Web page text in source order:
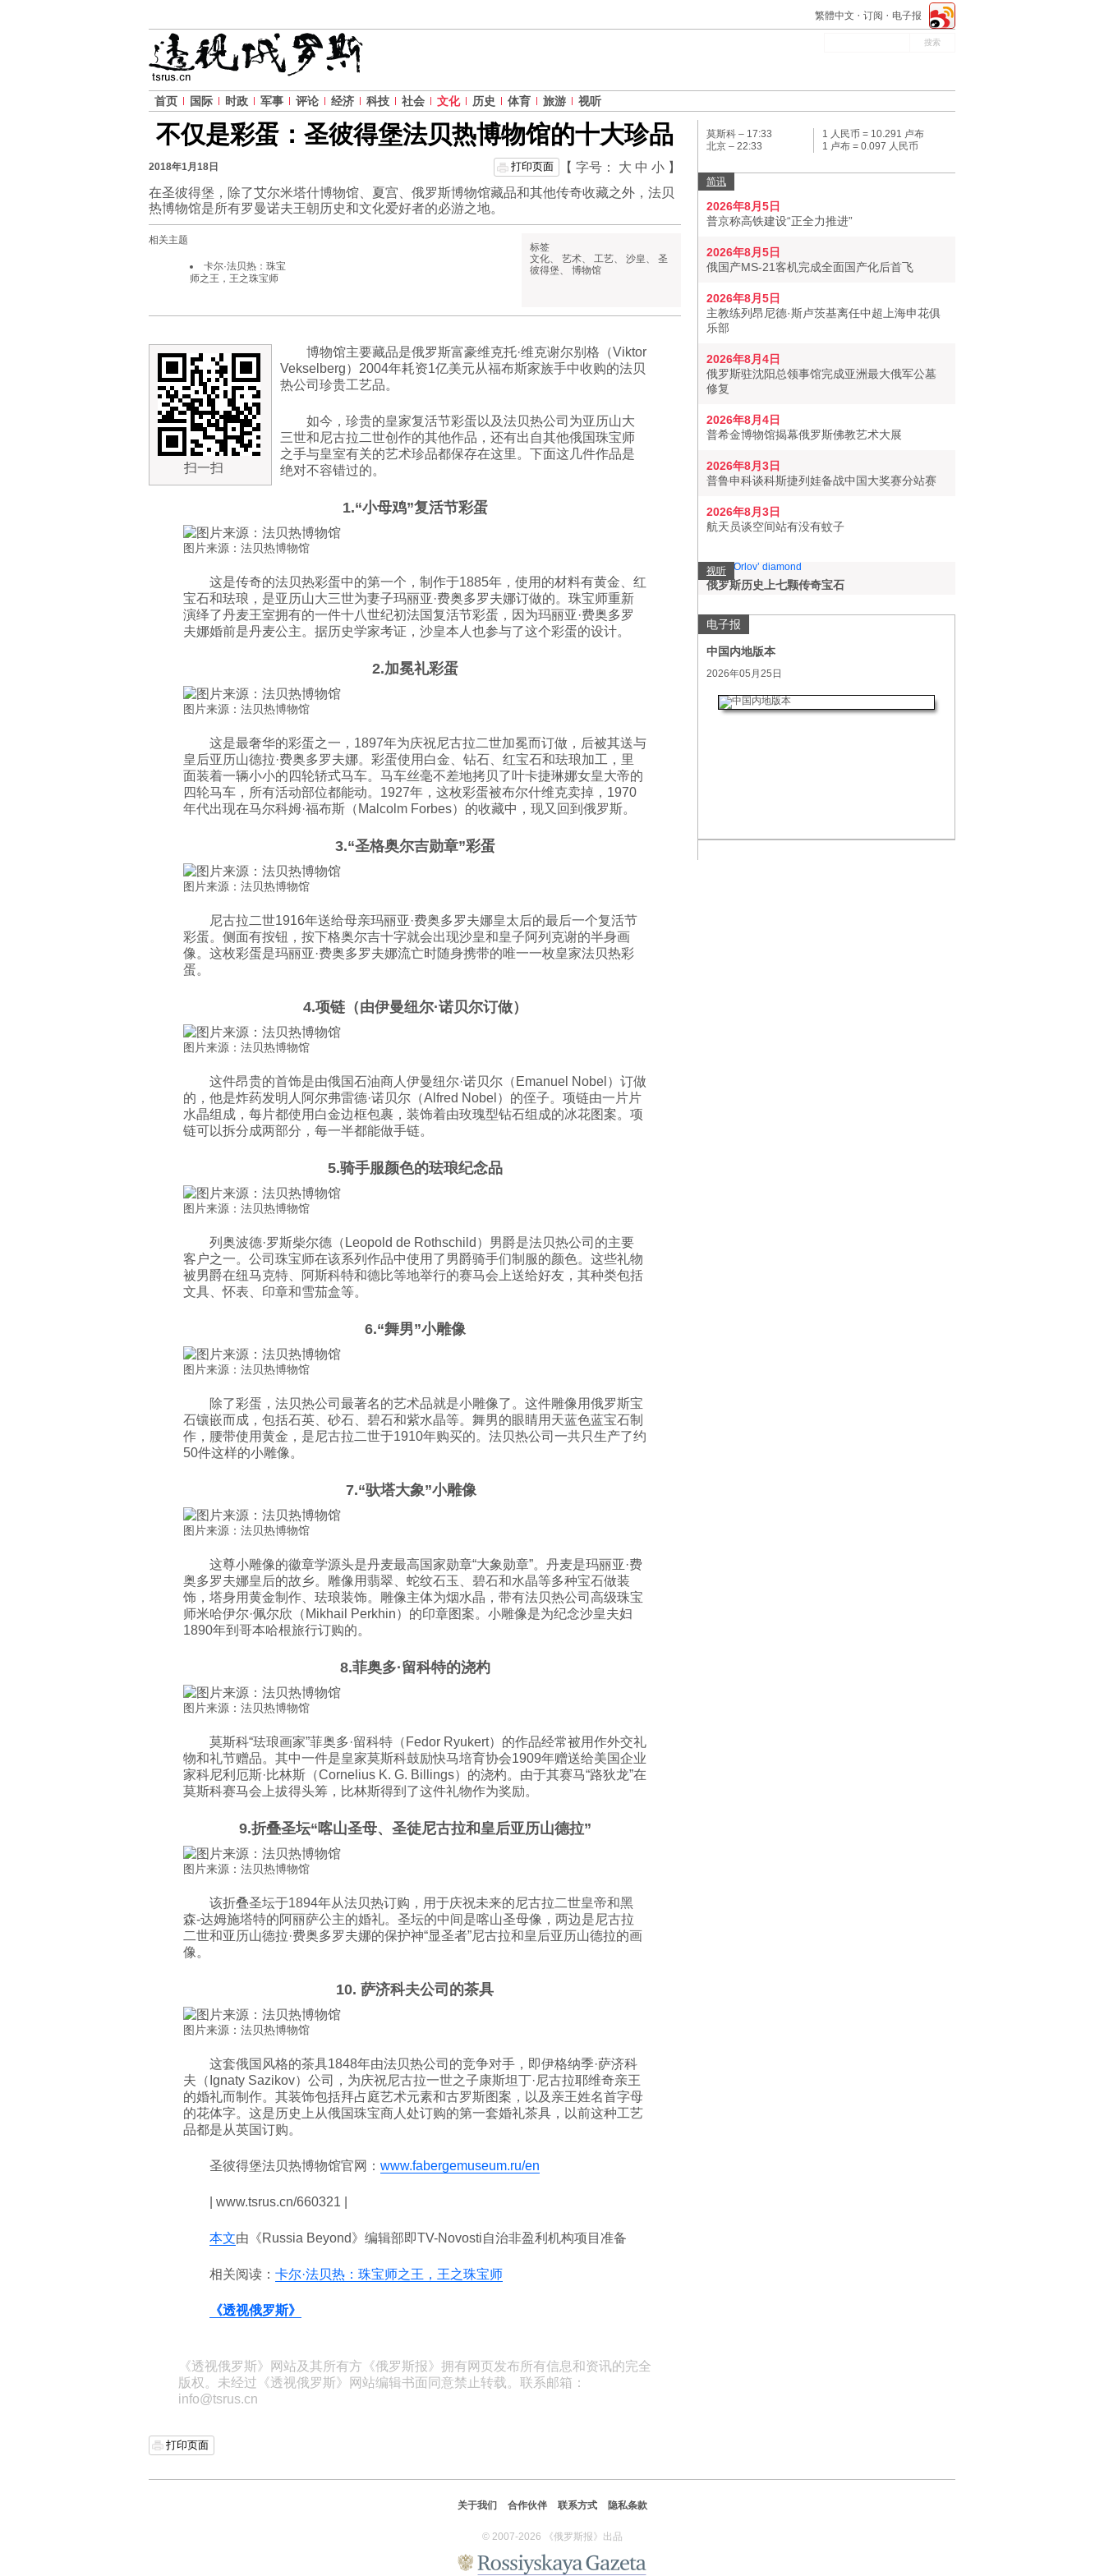
繁體中文 订阅 电子报
首页 国际 时政 军事 评论 经济 科技 社会 文化 历史 体育 旅游 视听
不仅是彩蛋：圣彼得堡法贝热博物馆的十大珍品
2018年1月18日 【 字号： 大 中 小 】
打印页面
在圣彼得堡，除了艾尔米塔什博物馆、夏宫、俄罗斯博物馆藏品和其他传奇收藏之外，法贝
热博物馆是所有罗曼诺夫王朝历史和文化爱好者的必游之地。
相关主题
卡尔·法贝热：珠宝
师之王，王之珠宝师
标签
文化、 艺术、 工艺、 沙皇、 圣
彼得堡、 博物馆
扫一扫
博物馆主要藏品是俄罗斯富豪维克托·维克谢尔别格（Viktor
Vekselberg）2004年耗资1亿美元从福布斯家族手中收购的法贝
热公司珍贵工艺品。
如今，珍贵的皇家复活节彩蛋以及法贝热公司为亚历山大
三世和尼古拉二世创作的其他作品，还有出自其他俄国珠宝师
之手与皇室有关的艺术珍品都保存在这里。下面这几件作品是
绝对不容错过的。
1.“小母鸡”复活节彩蛋
图片来源：法贝热博物馆
这是传奇的法贝热彩蛋中的第一个，制作于1885年，使用的材料有黄金、红
宝石和珐琅，是亚历山大三世为妻子玛丽亚·费奥多罗夫娜订做的。珠宝师重新
演绎了丹麦王室拥有的一件十八世纪初法国复活节彩蛋，因为玛丽亚·费奥多罗
夫娜婚前是丹麦公主。据历史学家考证，沙皇本人也参与了这个彩蛋的设计。
2.加冕礼彩蛋
图片来源：法贝热博物馆
这是最奢华的彩蛋之一，1897年为庆祝尼古拉二世加冕而订做，后被其送与
皇后亚历山德拉·费奥多罗夫娜。彩蛋使用白金、钻石、红宝石和珐琅加工，里
面装着一辆小小的四轮轿式马车。马车丝毫不差地拷贝了叶卡捷琳娜女皇大帝的
四轮马车，所有活动部位都能动。1927年，这枚彩蛋被布尔什维克卖掉，1970
年代出现在马尔科姆·福布斯（Malcolm Forbes）的收藏中，现又回到俄罗斯。
3.“圣格奥尔吉勋章”彩蛋
图片来源：法贝热博物馆
尼古拉二世1916年送给母亲玛丽亚·费奥多罗夫娜皇太后的最后一个复活节
彩蛋。侧面有按钮，按下格奥尔吉十字就会出现沙皇和皇子阿列克谢的半身画
像。这枚彩蛋是玛丽亚·费奥多罗夫娜流亡时随身携带的唯一一枚皇家法贝热彩
蛋。
4.项链（由伊曼纽尔·诺贝尔订做）
图片来源：法贝热博物馆
这件昂贵的首饰是由俄国石油商人伊曼纽尔·诺贝尔（Emanuel Nobel）订做
的，他是炸药发明人阿尔弗雷德·诺贝尔（Alfred Nobel）的侄子。项链由一片片
水晶组成，每片都使用白金边框包裹，装饰着由玫瑰型钻石组成的冰花图案。项
链可以拆分成两部分，每一半都能做手链。
5.骑手服颜色的珐琅纪念品
图片来源：法贝热博物馆
列奥波德·罗斯柴尔德（Leopold de Rothschild）男爵是法贝热公司的主要
客户之一。公司珠宝师在该系列作品中使用了男爵骑手们制服的颜色。这些礼物
被男爵在纽马克特、阿斯科特和德比等地举行的赛马会上送给好友，其种类包括
文具、怀表、印章和雪茄盒等。
6.“舞男”小雕像
图片来源：法贝热博物馆
除了彩蛋，法贝热公司最著名的艺术品就是小雕像了。这件雕像用俄罗斯宝
石镶嵌而成，包括石英、砂石、碧石和紫水晶等。舞男的眼睛用天蓝色蓝宝石制
作，腰带使用黄金，是尼古拉二世于1910年购买的。法贝热公司一共只生产了约
50件这样的小雕像。
7.“驮塔大象”小雕像
图片来源：法贝热博物馆
这尊小雕像的徽章学源头是丹麦最高国家勋章“大象勋章”。丹麦是玛丽亚·费
奥多罗夫娜皇后的故乡。雕像用翡翠、蛇纹石玉、碧石和水晶等多种宝石做装
饰，塔身用黄金制作、珐琅装饰。雕像主体为烟水晶，带有法贝热公司高级珠宝
师米哈伊尔·佩尔欣（Mikhail Perkhin）的印章图案。小雕像是为纪念沙皇夫妇
1890年到哥本哈根旅行订购的。
8.菲奥多·留科特的浇杓
图片来源：法贝热博物馆
莫斯科“珐琅画家”菲奥多·留科特（Fedor Ryukert）的作品经常被用作外交礼
物和礼节赠品。其中一件是皇家莫斯科鼓励快马培育协会1909年赠送给美国企业
家科尼利厄斯·比林斯（Cornelius K. G. Billings）的浇杓。由于其赛马“路狄龙”在
莫斯科赛马会上拔得头筹，比林斯得到了这件礼物作为奖励。
9.折叠圣坛“喀山圣母、圣徒尼古拉和皇后亚历山德拉”
图片来源：法贝热博物馆
该折叠圣坛于1894年从法贝热订购，用于庆祝未来的尼古拉二世皇帝和黑
森-达姆施塔特的阿丽萨公主的婚礼。圣坛的中间是喀山圣母像，两边是尼古拉
二世和亚历山德拉·费奥多罗夫娜的保护神“显圣者”尼古拉和皇后亚历山德拉的画
像。
10. 萨济科夫公司的茶具
图片来源：法贝热博物馆
这套俄国风格的茶具1848年由法贝热公司的竞争对手，即伊格纳季·萨济科
夫（Ignaty Sazikov）公司，为庆祝尼古拉一世之子康斯坦丁·尼古拉耶维奇亲王
的婚礼而制作。其装饰包括拜占庭艺术元素和古罗斯图案，以及亲王姓名首字母
的花体字。这是历史上从俄国珠宝商人处订购的第一套婚礼茶具，以前这种工艺
品都是从英国订购。
圣彼得堡法贝热博物馆官网： www.fabergemuseum.ru/en
| www.tsrus.cn/660321 |
本文由《Russia Beyond》编辑部即TV-Novosti自治非盈利机构项目准备
相关阅读： 卡尔·法贝热：珠宝师之王，王之珠宝师
《透视俄罗斯》
《透视俄罗斯》网站及其所有方《俄罗斯报》拥有网页发布所有信息和资讯的完全
版权。未经过《透视俄罗斯》网站编辑书面同意禁止转载。联系邮箱：
info@tsrus.cn
打印页面
莫斯科 – 17:33
北京 – 22:33
1 人民币 = 10.291 卢布
1 卢布 = 0.097 人民币
简讯
2026年8月5日
普京称高铁建设“正全力推进”
2026年8月5日
俄国产MS-21客机完成全面国产化后首飞
2026年8月5日
主教练列昂尼德·斯卢茨基离任中超上海申花俱
乐部
2026年8月4日
俄罗斯驻沈阳总领事馆完成亚洲最大俄军公墓
修复
2026年8月4日
普希金博物馆揭幕俄罗斯佛教艺术大展
2026年8月3日
普鲁申科谈科斯捷列娃备战中国大奖赛分站赛
2026年8月3日
航天员谈空间站有没有蚊子
视听
俄罗斯历史上七颗传奇宝石
电子报
中国内地版本
2026年05月25日
关于我们 合作伙伴 联系方式 隐私条款
© 2007-2026 《俄罗斯报》出品